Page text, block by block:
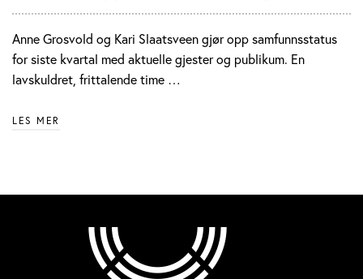
Anne Grosvold og Kari Slaatsveen gjør opp samfunnsstatus
for siste kvartal med aktuelle gjester og publikum. En
lavskuldret, frittalende time …
LES MER